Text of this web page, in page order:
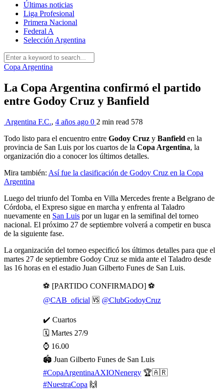
Últimas noticias
Liga Profesional
Primera Nacional
Federal A
Selección Argentina
Copa Argentina
La Copa Argentina confirmó el partido
entre Godoy Cruz y Banfield
Argentina F.C., 4 años ago 0 2 min read 578
Todo listo para el encuentro entre Godoy Cruz y Banfield en la
provincia de San Luis por los cuartos de la Copa Argentina, la
organización dio a conocer los últimos detalles.
Mira también: Así fue la clasificación de Godoy Cruz en la Copa
Argentina
Luego del triunfo del Tomba en Villa Mercedes frente a Belgrano de
Córdoba, el Expreso sigue en marcha y enfrenta al Taladro
nuevamente en San Luis por un lugar en la semifinal del torneo
nacional. El próximo 27 de septiembre volverá a competir en busca
de la siguiente fase.
La organización del torneo especificó los últimos detalles para que el
martes 27 de septiembre Godoy Cruz se mida ante el Taladro desde
las 16 horas en el estadio Juan Gilberto Funes de San Luis.
⚽ [PARTIDO CONFIRMADO] ⚽
@CAB_oficial 🆚 @ClubGodoyCruz
✔️ Cuartos
🗓️ Martes 27/9
⌚ 16.00
🏟️ Juan Gilberto Funes de San Luis
#CopaArgentinaAXIONenergy 🏆🇦🇷
#NuestraCopa 🙌